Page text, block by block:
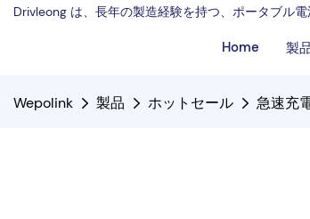
Drivleong は、長年の製造経験を持つ、ポータブル
Home 製
Wepolink 製品 ホットセール 急速充